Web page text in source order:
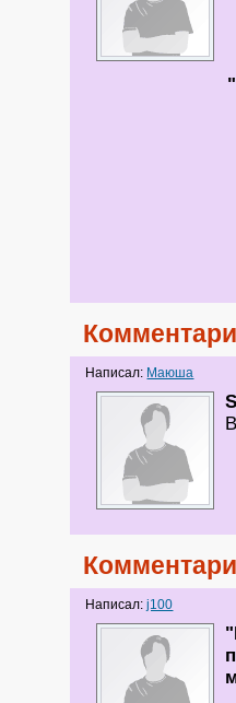
Написал: Маюша
Написал:j100